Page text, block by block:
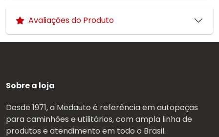
Avaliações do Produto
Sobre a loja
Desde 1971, a Medauto é referência em autopeças
para caminhões e utilitários, com ampla linha de
produtos e atendimento em todo o Brasil.